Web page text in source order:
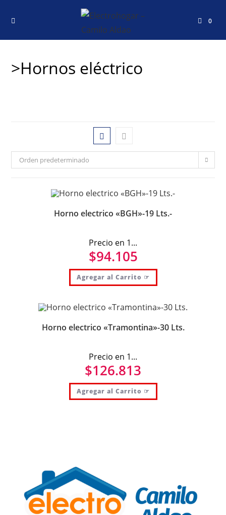
0
>Hornos eléctrico
Orden predeterminado
Horno electrico «BGH»-19 Lts.-
Precio en 1...
$94.105
Agregar al Carrito ☞
Horno electrico «Tramontina»-30 Lts.
Precio en 1...
$126.813
Agregar al Carrito ☞